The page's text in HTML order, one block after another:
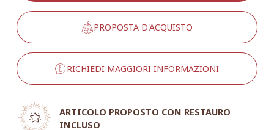
PROPOSTA D'ACQUISTO
RICHIEDI MAGGIORI INFORMAZIONI
ARTICOLO PROPOSTO CON RESTAURO
INCLUSO